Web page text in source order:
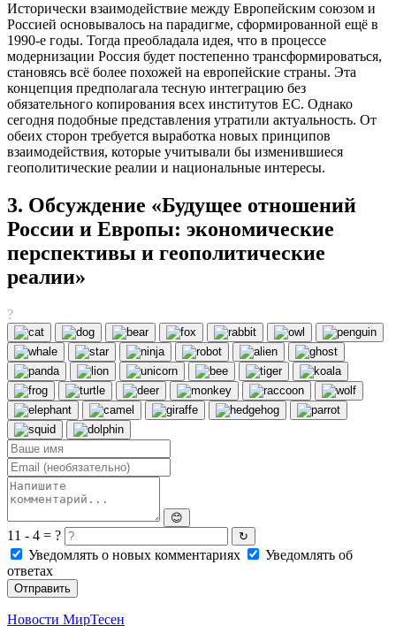
Исторически взаимодействие между Европейским союзом и
Россией основывалось на парадигме, сформированной ещё в
1990-е годы. Тогда преобладала идея, что в процессе
модернизации Россия будет постепенно трансформироваться,
становясь всё более похожей на европейские страны. Эта
концепция предполагала тесную интеграцию без
обязательного копирования всех институтов ЕС. Однако
сегодня подобные представления утратили актуальность. От
обеих сторон требуется выработка новых принципов
взаимодействия, которые учитывали бы изменившиеся
геополитические реалии и национальные интересы.
3. Обсуждение «Будущее отношений
России и Европы: экономические
перспективы и геополитические
реалии»
?
😊
11 - 4 = ? ↻
Уведомлять о новых комментариях
Уведомлять об
ответах
Отправить
Новости МирТесен